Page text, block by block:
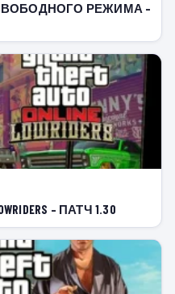
СВОБОДНОГО РЕЖИМА –
– ПАТЧ 1.30